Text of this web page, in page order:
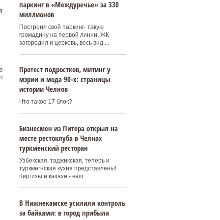
паркинг в «Междуречье» за 330
миллионов
Построил свой паркинг- такую
громадину на первой линии, ЖК
загородил и церковь, весь вид ...
Протест подростков, митинг у
мэрии и мода 90-х: страницы
истории Челнов
Что такое 17 блок?
Бизнесмен из Питера открыл на
месте рестоклуба в Челнах
туркменский ресторан
Узбекская, таджикская, теперь и
туркмегнская кухня представлены!
Киргизы и казахи - ваш ...
В Нижнекамске усилили контроль
за байками: в город прибыла